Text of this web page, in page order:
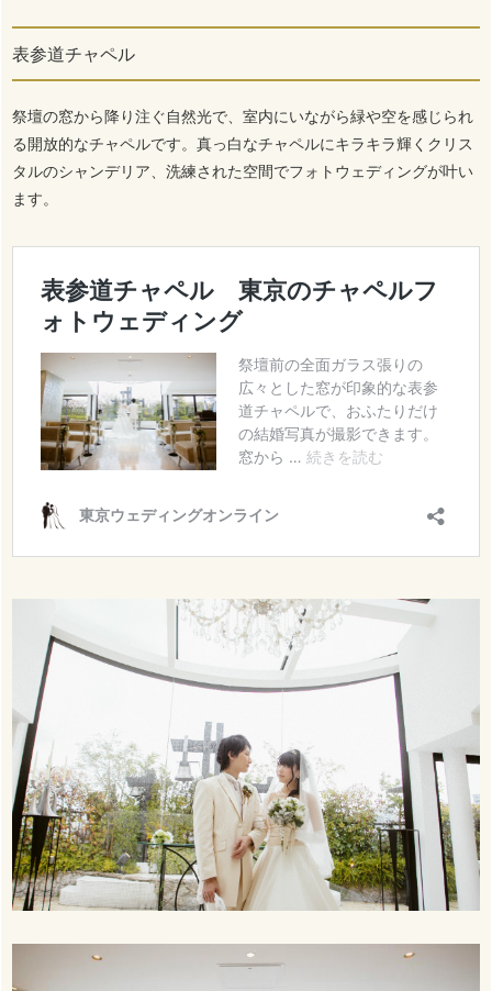
表参道チャペル
祭壇の窓から降り注ぐ自然光で、室内にいながら緑や空を感じられ
る開放的なチャペルです。真っ白なチャペルにキラキラ輝くクリス
タルのシャンデリア、洗練された空間でフォトウェディングが叶い
ます。